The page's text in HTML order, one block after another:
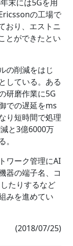
末には5Gを用
の工場で
おり、エストニ
とができたとい
の削減をはじ
している。ある
研磨作業に5G
での遅延をms
り短時間で処理
と3億6000万
ワーク管理にAI
器の端子名、コ
たりするなど
みを進めてい
(2018/07/25)